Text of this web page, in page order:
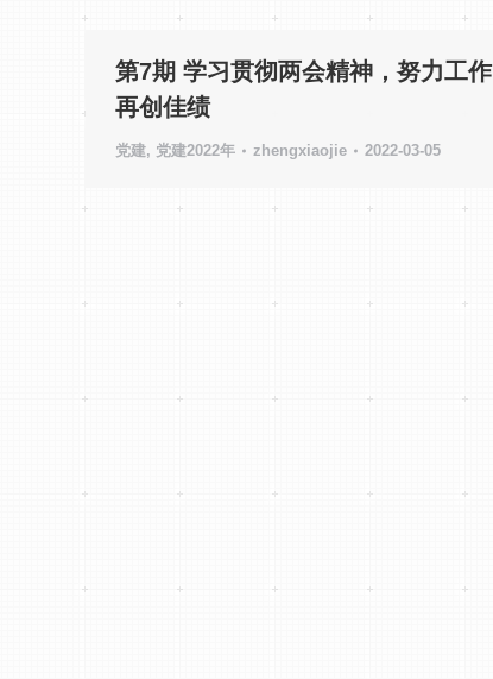
第7期 学习贯彻两会精神，努力工作
再创佳绩
党建, 党建2022年 zhengxiaojie 2022-03-05